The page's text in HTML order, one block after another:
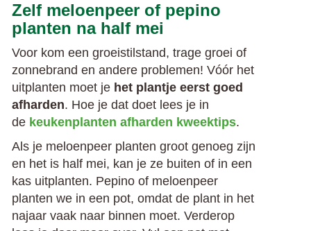
Zelf meloenpeer of pepino
planten na half mei
Voor kom een groeistilstand, trage groei of
zonnebrand en andere problemen! Vóór het
uitplanten moet je het plantje eerst goed
afharden. Hoe je dat doet lees je in
de keukenplanten afharden kweektips.
Als je meloenpeer planten groot genoeg zijn
en het is half mei, kan je ze buiten of in een
kas uitplanten. Pepino of meloenpeer
planten we in een pot, omdat de plant in het
najaar vaak naar binnen moet. Verderop